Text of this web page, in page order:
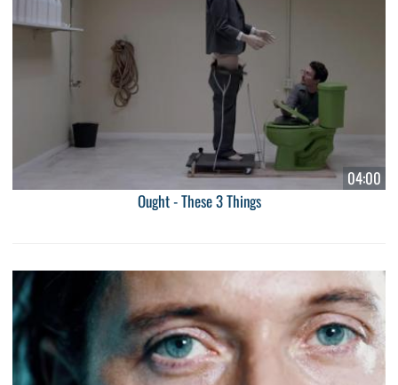
04:00
Ought - These 3 Things